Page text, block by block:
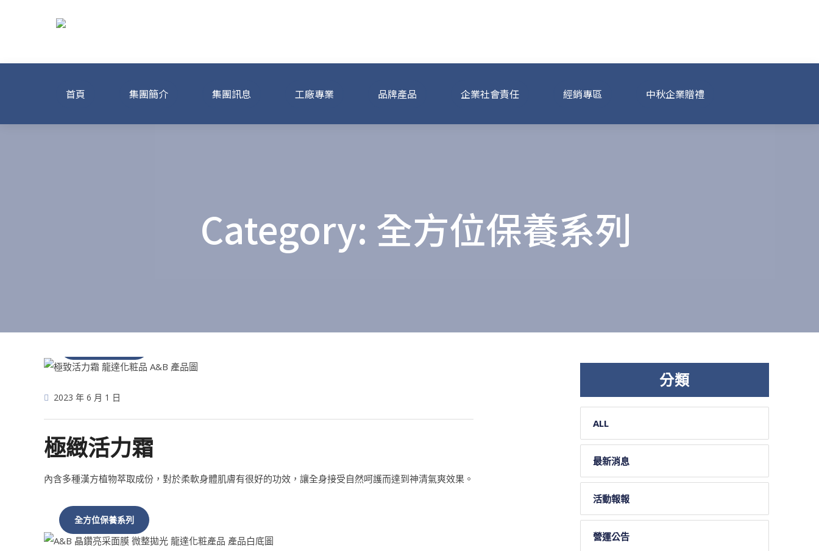
龍達化粧品美容事業集團
首頁 集團簡介 集團訊息 工廠專業 品牌產品 企業社會責任 經銷專區 中秋企業贈禮
Category: 全方位保養系列
2023 年 6 月 1 日
極緻活力霜
內含多種漢方植物萃取成份，對於柔軟身體肌膚有很好的功效，讓全身接受自然呵護而達到神清氣爽效果。
全方位保養系列
分類
ALL
最新消息
活動報報
營運公告